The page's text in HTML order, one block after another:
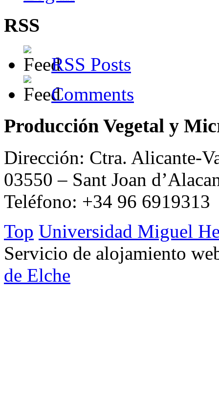
RSS
RSS Posts
Comments
Producción Vegetal y
Dirección: Ctra. Alicante-
03550 – Sant Joan
Teléfono: +34 96 6919313
Top Universidad Miguel
Servicio de alojamiento
de Elche